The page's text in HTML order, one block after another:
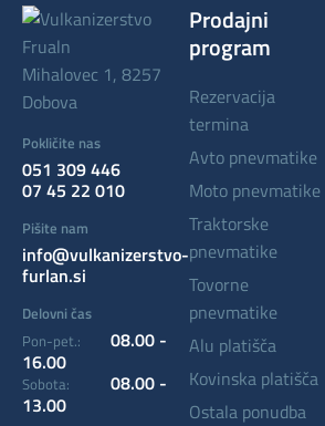
Mihalovec 1, 8257
Dobova
Pokličite nas
051 309 446
07 45 22 010
Pišite nam
info@vulkanizerstvo-
furlan.si
Delovni čas
Pon-pet.:
08.00 -
16.00
Sobota:
08.00 -
13.00
Prodajni
program
rezervacija
termina
avto pnevmatike
moto pnevmatike
traktorske
pnevmatike
tovorne
pnevmatike
alu platišča
kovinska platišča
ostala ponudba